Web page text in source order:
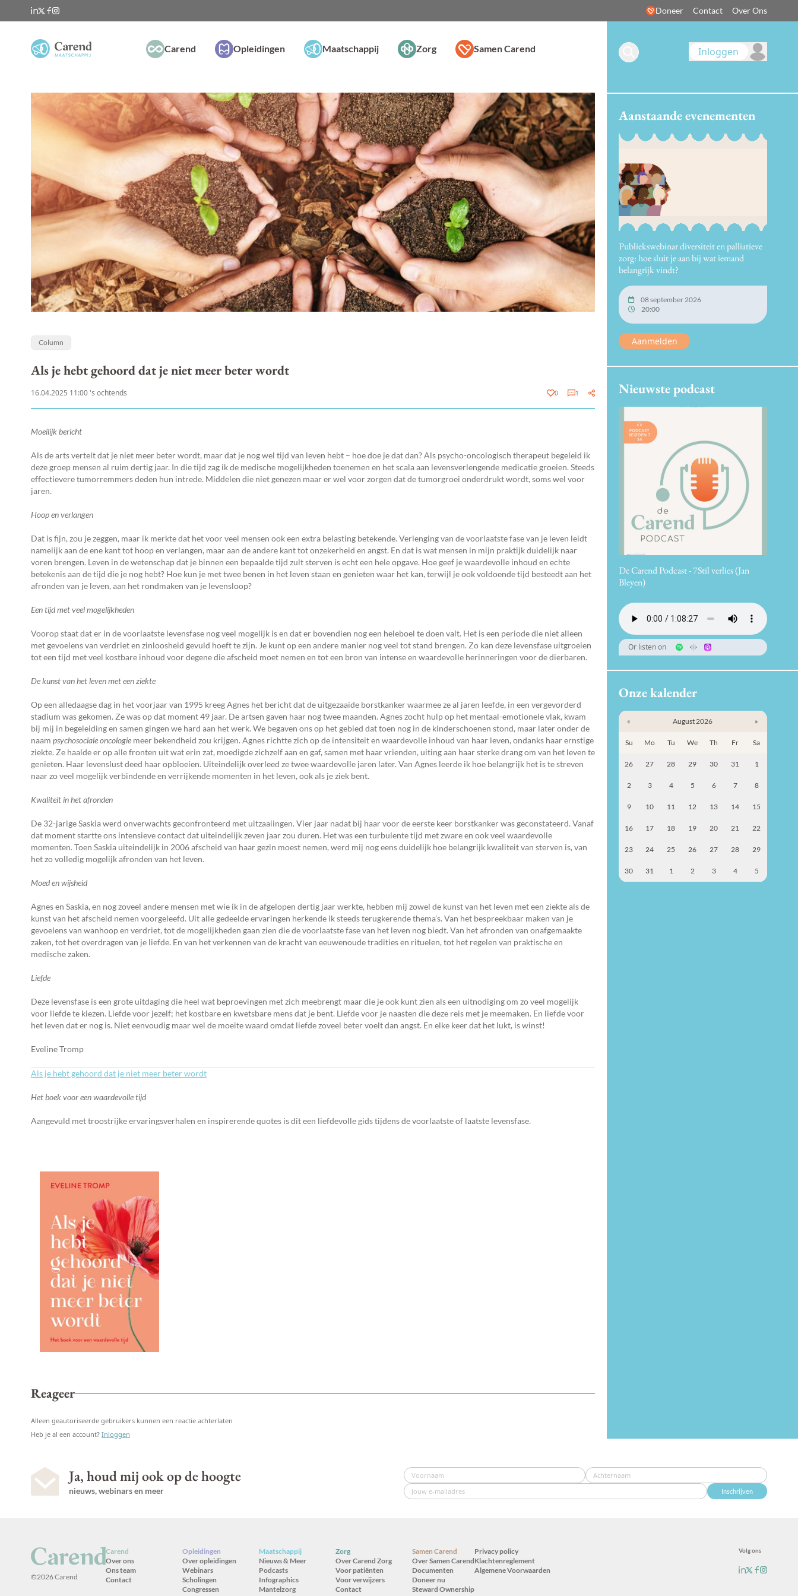
Doneer Contact Over Ons
Carend Opleidingen Maatschappij Zorg Samen Carend
Column
Als je hebt gehoord dat je niet meer beter wordt
16.04.2025 11:00 's ochtends 0 1
Moeilijk bericht
Als de arts vertelt dat je niet meer beter wordt, maar dat je nog wel tijd van leven hebt – hoe doe je dat dan? Als psycho-oncologisch therapeut begeleid ik
deze groep mensen al ruim dertig jaar. In die tijd zag ik de medische mogelijkheden toenemen en het scala aan levensverlengende medicatie groeien. Steeds
effectievere tumorremmers deden hun intrede. Middelen die niet genezen maar er wel voor zorgen dat de tumorgroei onderdrukt wordt, soms wel voor
jaren.
Hoop en verlangen
Dat is fijn, zou je zeggen, maar ik merkte dat het voor veel mensen ook een extra belasting betekende. Verlenging van de voorlaatste fase van je leven leidt
namelijk aan de ene kant tot hoop en verlangen, maar aan de andere kant tot onzekerheid en angst. En dat is wat mensen in mijn praktijk duidelijk naar
voren brengen. Leven in de wetenschap dat je binnen een bepaalde tijd zult sterven is echt een hele opgave. Hoe geef je waardevolle inhoud en echte
betekenis aan de tijd die je nog hebt? Hoe kun je met twee benen in het leven staan en genieten waar het kan, terwijl je ook voldoende tijd besteedt aan het
afronden van je leven, aan het rondmaken van je levensloop?
Een tijd met veel mogelijkheden
Voorop staat dat er in de voorlaatste levensfase nog veel mogelijk is en dat er bovendien nog een heleboel te doen valt. Het is een periode die niet alleen
met gevoelens van verdriet en zinloosheid gevuld hoeft te zijn. Je kunt op een andere manier nog veel tot stand brengen. Zo kan deze levensfase uitgroeien
tot een tijd met veel kostbare inhoud voor degene die afscheid moet nemen en tot een bron van intense en waardevolle herinneringen voor de dierbaren.
De kunst van het leven met een ziekte
Op een alledaagse dag in het voorjaar van 1995 kreeg Agnes het bericht dat de uitgezaaide borstkanker waarmee ze al jaren leefde, in een vergevorderd
stadium was gekomen. Ze was op dat moment 49 jaar. De artsen gaven haar nog twee maanden. Agnes zocht hulp op het mentaal-emotionele vlak, kwam
bij mij in begeleiding en samen gingen we hard aan het werk. We begaven ons op het gebied dat toen nog in de kinderschoenen stond, maar later onder de
naam psychosociale oncologie meer bekendheid zou krijgen. Agnes richtte zich op de intensiteit en waardevolle inhoud van haar leven, ondanks haar ernstige
ziekte. Ze haalde er op alle fronten uit wat erin zat, moedigde zichzelf aan en gaf, samen met haar vrienden, uiting aan haar sterke drang om van het leven te
genieten. Haar levenslust deed haar opbloeien. Uiteindelijk overleed ze twee waardevolle jaren later. Van Agnes leerde ik hoe belangrijk het is te streven
naar zo veel mogelijk verbindende en verrijkende momenten in het leven, ook als je ziek bent.
Kwaliteit in het afronden
De 32-jarige Saskia werd onverwachts geconfronteerd met uitzaaiingen. Vier jaar nadat bij haar voor de eerste keer borstkanker was geconstateerd. Vanaf
dat moment startte ons intensieve contact dat uiteindelijk zeven jaar zou duren. Het was een turbulente tijd met zware en ook veel waardevolle
momenten. Toen Saskia uiteindelijk in 2006 afscheid van haar gezin moest nemen, werd mij nog eens duidelijk hoe belangrijk kwaliteit van sterven is, van
het zo volledig mogelijk afronden van het leven.
Moed en wijsheid
Agnes en Saskia, en nog zoveel andere mensen met wie ik in de afgelopen dertig jaar werkte, hebben mij zowel de kunst van het leven met een ziekte als de
kunst van het afscheid nemen voorgeleefd. Uit alle gedeelde ervaringen herkende ik steeds terugkerende thema’s. Van het bespreekbaar maken van je
gevoelens van wanhoop en verdriet, tot de mogelijkheden gaan zien die de voorlaatste fase van het leven nog biedt. Van het afronden van onafgemaakte
zaken, tot het overdragen van je liefde. En van het verkennen van de kracht van eeuwenoude tradities en rituelen, tot het regelen van praktische en
medische zaken.
Liefde
Deze levensfase is een grote uitdaging die heel wat beproevingen met zich meebrengt maar die je ook kunt zien als een uitnodiging om zo veel mogelijk
voor liefde te kiezen. Liefde voor jezelf; het kostbare en kwetsbare mens dat je bent. Liefde voor je naasten die deze reis met je meemaken. En liefde voor
het leven dat er nog is. Niet eenvoudig maar wel de moeite waard omdat liefde zoveel beter voelt dan angst. En elke keer dat het lukt, is winst!
Eveline Tromp
Als je hebt gehoord dat je niet meer beter wordt
Het boek voor een waardevolle tijd
Aangevuld met troostrijke ervaringsverhalen en inspirerende quotes is dit een liefdevolle gids tijdens de voorlaatste of laatste levensfase.
Reageer
Alleen geautoriseerde gebruikers kunnen een reactie achterlaten
Heb je al een account? Inloggen
Inloggen
Aanstaande evenementen
Publiekswebinar diversiteit en palliatieve
zorg: hoe sluit je aan bij wat iemand
belangrijk vindt?
08 september 2026
20:00
Aanmelden
Nieuwste podcast
De Carend Podcast - 7Stil verlies (Jan
Bleyen)
Or listen on
Onze kalender
« August 2026 »
Su Mo Tu We Th Fr Sa
26 27 28 29 30 31 1
2 3 4 5 6 7 8
9 10 11 12 13 14 15
16 17 18 19 20 21 22
23 24 25 26 27 28 29
30 31 1 2 3 4 5
Ja, houd mij ook op de hoogte
nieuws, webinars en meer Inschrijven
©2026 Carend
Carend
Over ons
Ons team
Contact
Opleidingen
Over opleidingen
Webinars
Scholingen
Congressen
Maatschappij
Nieuws & Meer
Podcasts
Infographics
Mantelzorg
Zorg
Over Carend Zorg
Voor patiënten
Voor verwijzers
Contact
Samen Carend
Over Samen Carend
Documenten
Doneer nu
Steward Ownership
Volg ons
Privacy policy
Klachtenreglement
Algemene Voorwaarden